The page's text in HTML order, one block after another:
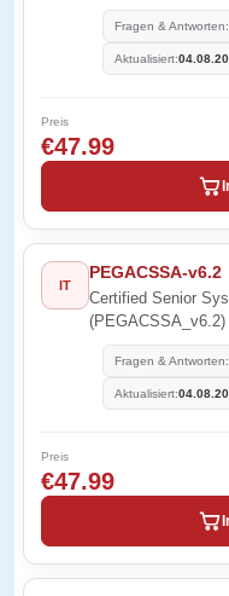
Fragen & Antworten:
Aktualisiert:
Preis
€47.99
IT
PEGACSSA-v6.2
Certified Senior
(PEGACSSA_v6.2)
Fragen & Antworten:
Aktualisiert:
Preis
€47.99